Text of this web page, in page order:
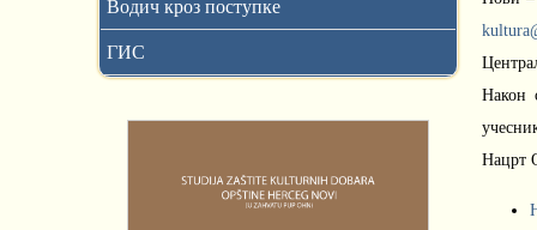
Водич кроз поступке
ГИС
Након
Нацрт